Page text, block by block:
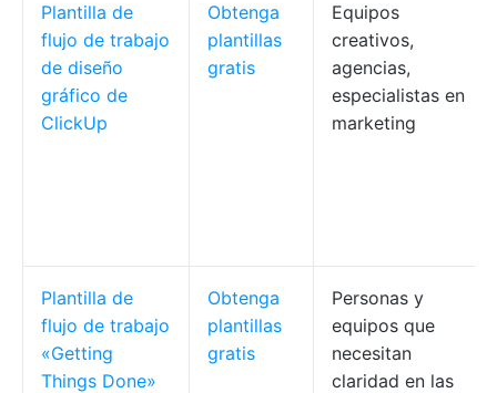
Plantilla de
flujo de trabajo
de diseño
gráfico de
ClickUp
Obtenga
plantillas
gratis
Equipos
creativos,
agencias,
especialistas en
marketing
Plantilla de
flujo de trabajo
«Getting
Things Done»
Obtenga
plantillas
gratis
Personas y
equipos que
necesitan
claridad en las